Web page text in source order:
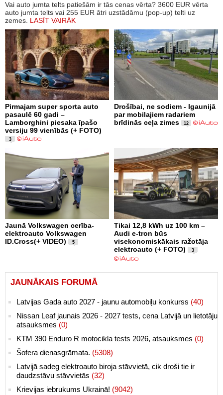
Vai auto jumta telts patiešām ir tās cenas vērta? 3600 EUR vērta
auto jumta telts vai 255 EUR ātri uzstādāmu (pop-up) telti uz
zemes. LASĪT VAIRĀK
Pirmajam super sporta auto
pasaulē 60 gadi –
Lamborghini piesaka īpašo
versiju 99 vienībās (+ FOTO)
3
Drošībai, ne sodiem - Igaunijā
par mobilajiem radariem
brīdinās ceļa zimes
12
Jaunā Volkswagen cerība-
elektroauto Volkswagen
ID.Cross(+ VIDEO)
5
Tikai 12,8 kWh uz 100 km –
Audi e-tron būs
visekonomiskākais ražotāja
elektroauto (+ FOTO)
3
JAUNĀKAIS FORUMĀ
Latvijas Gada auto 2027 - jaunu automobiļu konkurss (40)
Nissan Leaf jaunais 2026 - 2027 tests, cena Latvijā un lietotāju
atsauksmes (0)
KTM 390 Enduro R motocikla tests 2026, atsauksmes (0)
Šofera dienasgrāmata. (5308)
Latvijā sadeg elektroauto biroja stāvvietā, cik droši tie ir
daudzstāvu stāvvietās (32)
Krievijas iebrukums Ukrainā! (9042)